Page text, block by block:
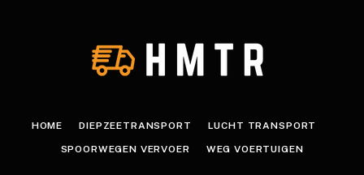
HOME DIEPZEETRANSPORT LUCHT TRANSPORT
SPOORWEGEN VERVOER WEG VOERTUIGEN